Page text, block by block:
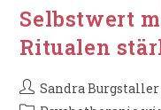
Zeichen
Von
Selbstwert
Ritualen
Beitrags-
Autor:
Sandra Burgstaller